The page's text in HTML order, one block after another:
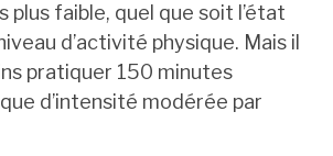
plus faible, quel que soit l’état
d’activité physique. Mais il
pratiquer 150 minutes
d’intensité modérée par